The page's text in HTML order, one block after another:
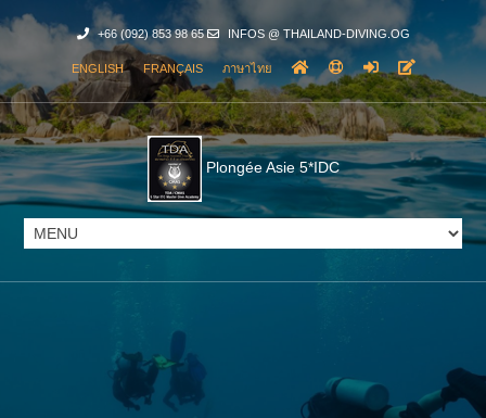
+66 (092) 853 98 65 INFOS @ THAILAND-DIVING.OG
ENGLISH FRANÇAIS ภาษาไทย
Plongée Asie 5*IDC